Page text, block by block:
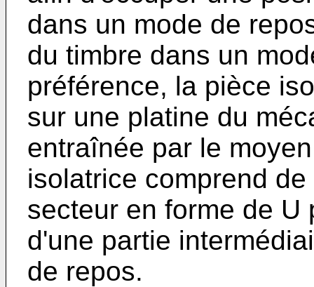
dans un mode de
du timbre dans un
préférence, la pièce
sur une platine du
entraînée par le
isolatrice comprend
secteur en forme de
d'une partie
de repos.